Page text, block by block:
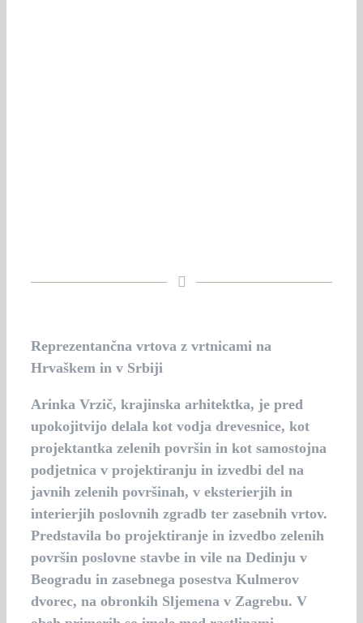
Reprezentančna vrtova z vrtnicami na
Hrvaškem in v Srbiji
Arinka Vrzič, krajinska arhitektka, je pred
upokojitvijo delala kot vodja drevesnice, kot
projektantka zelenih površin in kot samostojna
podjetnica v projektiranju in izvedbi del na
javnih zelenih površinah, v eksterierjih in
interierjih poslovnih zgradb ter zasebnih vrtov.
Predstavila bo projektiranje in izvedbo zelenih
površin poslovne stavbe in vile na Dedinju v
Beogradu in zasebnega posestva Kulmerov
dvorec, na obronkih Sljemena v Zagrebu. V